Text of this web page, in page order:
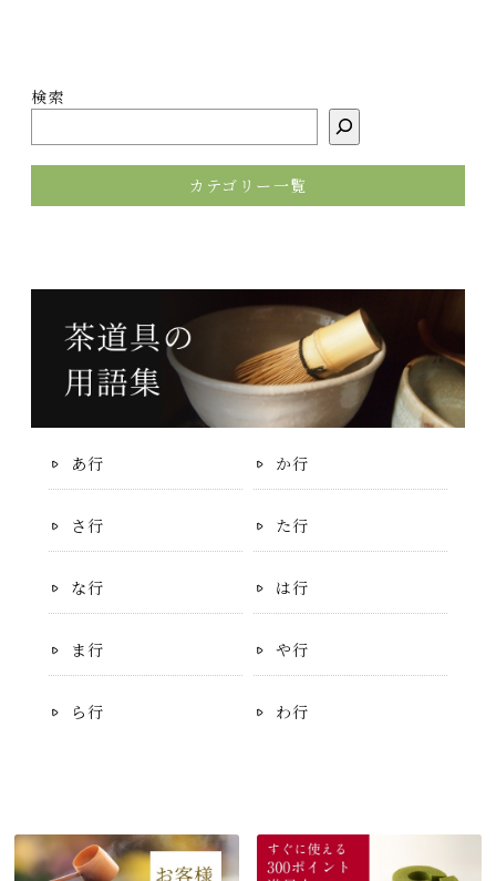
検索
カテゴリー一覧
あ行 か行
さ行 た行
な行 は行
ま行 や行
ら行 わ行